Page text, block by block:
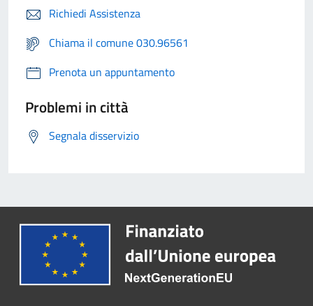
Richiedi Assistenza
Chiama il comune 030.96561
Prenota un appuntamento
Problemi in città
Segnala disservizio